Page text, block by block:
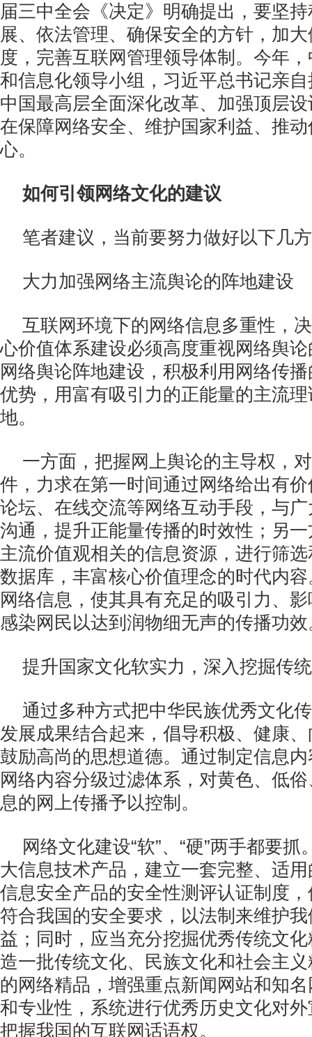
届三中全会《决定》明确提出，要坚
展、依法管理、确保安全的方针，加
度，完善互联网管理领导体制。今年
和信息化领导小组，习近平总书记亲
中国最高层全面深化改革、加强顶层
在保障网络安全、维护国家利益、推
心。
如何引领网络文化的建议
笔者建议，当前要努力做好以下几
大力加强网络主流舆论的阵地建设
互联网环境下的网络信息多重性，
心价值体系建设必须高度重视网络舆
网络舆论阵地建设，积极利用网络传
优势，用富有吸引力的正能量的主流
地。
一方面，把握网上舆论的主导权，
件，力求在第一时间通过网络给出有
论坛、在线交流等网络互动手段，与
沟通，提升正能量传播的时效性；另
主流价值观相关的信息资源，进行筛
数据库，丰富核心价值理念的时代内
网络信息，使其具有充足的吸引力、
感染网民以达到润物细无声的传播功效
提升国家文化软实力，深入挖掘传
通过多种方式把中华民族优秀文化
发展成果结合起来，倡导积极、健康
鼓励高尚的思想道德。通过制定信息
网络内容分级过滤体系，对黄色、低
息的网上传播予以控制。
网络文化建设“软”、“硬”两手都要
大信息技术产品，建立一套完整、适
信息安全产品的安全性测评认证制度
符合我国的安全要求，以法制来维护
益；同时，应当充分挖掘优秀传统文
造一批传统文化、民族文化和社会主
的网络精品，增强重点新闻网站和知
和专业性，系统进行优秀历史文化对
把握我国的互联网话语权。